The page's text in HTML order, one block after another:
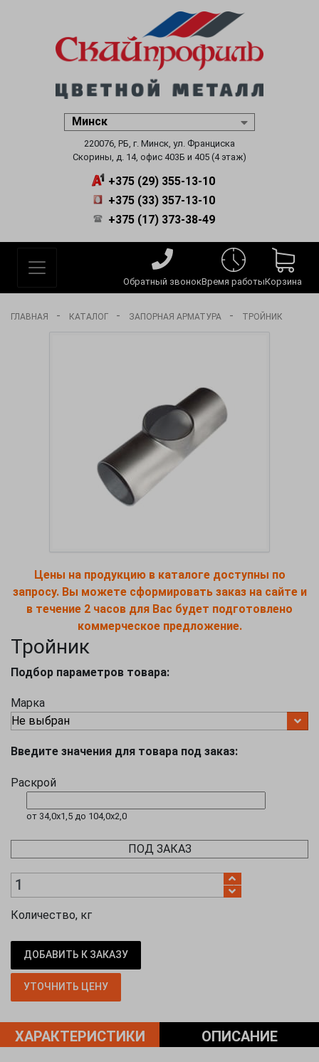
220076, РБ, г. Минск, ул. Франциска
Скорины, д. 14, офис 403Б и 405 (4 этаж)
+375 (29) 355-13-10
+375 (33) 357-13-10
+375 (17) 373-38-49
Обратный звонокВремя работыКорзина
ГЛАВНАЯ - КАТАЛОГ - ЗАПОРНАЯ АРМАТУРА - ТРОЙНИК
Цены на продукцию в каталоге доступны по
запросу. Вы можете сформировать заказ на сайте и
в течение 2 часов для Вас будет подготовлено
коммерческое предложение.
Тройник
Подбор параметров товара:
Марка
Введите значения для товара под заказ:
Раскрой
от 34,0х1,5 до 104,0х2,0
ПОД ЗАКАЗ
Количество, кг
ДОБАВИТЬ К ЗАКАЗУ
УТОЧНИТЬ ЦЕНУ
ХАРАКТЕРИСТИКИ ОПИСАНИЕ